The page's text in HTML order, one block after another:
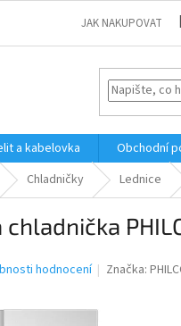
JAK NAKUPOVAT
a kabelovka Obchodní
Chladničky Lednice
chladnička
hodnocení Značka: